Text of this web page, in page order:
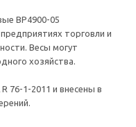
ВР4900-05
торговли и
Весы могут
хозяйства.
76-1-2011 и внесены в